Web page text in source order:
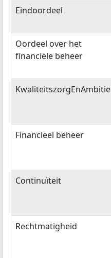
Type onderzoek
Eindoordeel
Oordeel over het
financiële beheer
KwaliteitszorgEnAmbitie
Financieel beheer
Continuïteit
Rechtmatigheid